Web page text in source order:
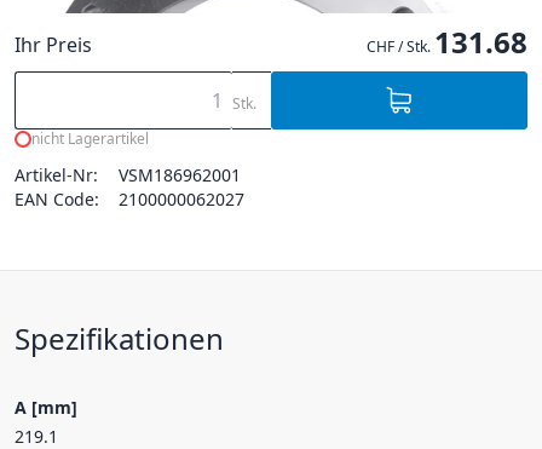
Ihr Preis CHF / Stk. 131.68
Stk.
nicht Lagerartikel
Artikel-Nr:
VSM186962001
EAN Code:
2100000062027
Spezifikationen
A [mm]
219.1